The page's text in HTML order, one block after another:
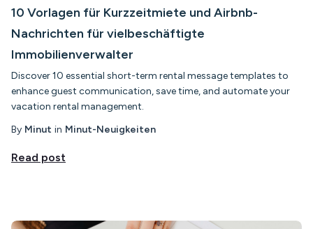
10 Vorlagen für Kurzzeitmiete und Airbnb-
Nachrichten für vielbeschäftigte
Immobilienverwalter
Discover 10 essential short-term rental message templates to
enhance guest communication, save time, and automate your
vacation rental management.
By Minut in Minut-Neuigkeiten
Read post